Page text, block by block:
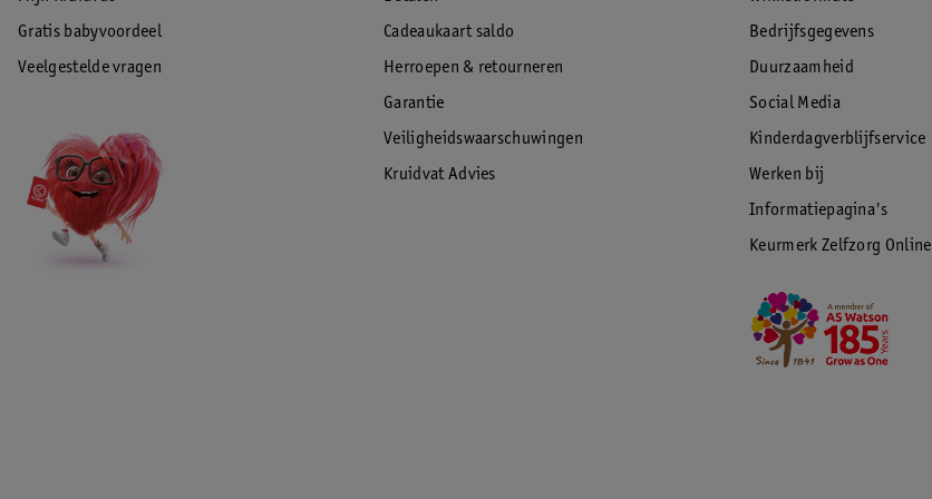
Gratis babyvoordeel
Veelgestelde vragen
Cadeaukaart saldo
Herroepen & retourneren
Garantie
Veiligheidswaarschuwingen
Kruidvat Advies
Bedrijfsgegevens
Duurzaamheid
Social Media
Kinderdagverblijfservice
Werken bij
Informatiepagina's
Keurmerk Zelfzorg Online